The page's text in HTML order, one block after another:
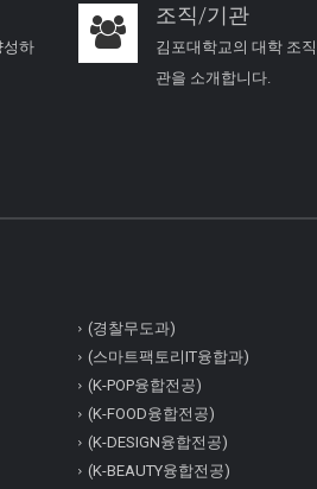
성하
조직/기관
김포대학교의 대학 조
관을 소개합니다.
(경찰무도과)
(스마트팩토리IT융합과)
(K-POP융합전공)
(K-FOOD융합전공)
(K-DESIGN융합전공)
(K-BEAUTY융합전공)